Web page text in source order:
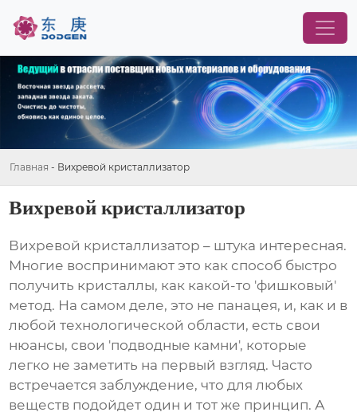
Главная - Вихревой кристаллизатор
Вихревой кристаллизатор
Вихревой кристаллизатор – штука интересная.
Многие воспринимают это как способ быстро
получить кристаллы, как какой-то 'фишковый'
метод. На самом деле, это не панацея, и, как и в
любой технологической области, есть свои
нюансы, свои 'подводные камни', которые
легко не заметить на первый взгляд. Часто
встречается заблуждение, что для любых
веществ подойдет один и тот же принцип. А